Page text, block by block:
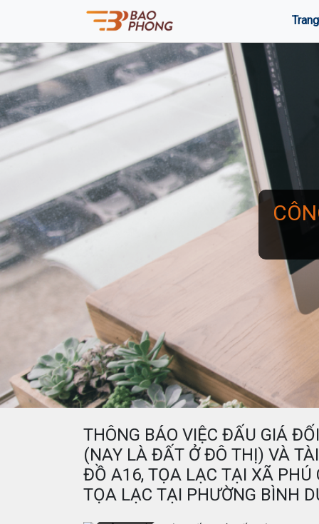
THÔNG BÁO VIỆC ĐẤU GIÁ
(NAY LÀ ĐẤT Ở ĐÔ THỊ) VÀ
ĐỒ A16, TỌA LẠC TẠI XÃ
TỌA LẠC TẠI PHƯỜNG BÌNH